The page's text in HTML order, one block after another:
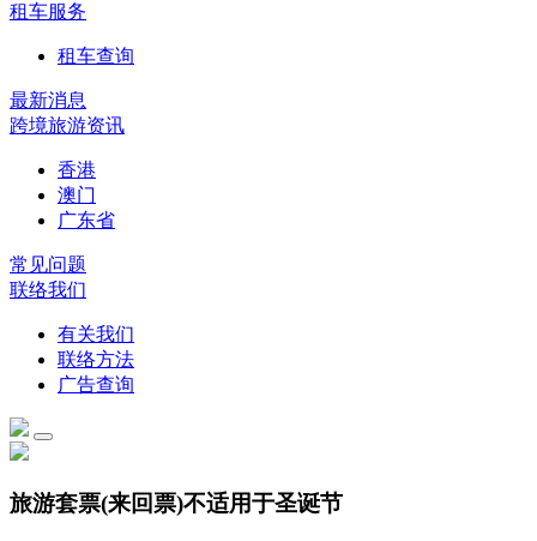
租车服务
租车查询
最新消息
跨境旅游资讯
香港
澳门
广东省
常见问题
联络我们
有关我们
联络方法
广告查询
旅游套票(来回票)不适用于圣诞节